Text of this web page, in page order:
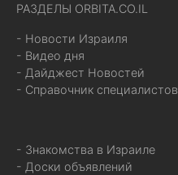
РАЗДЕЛЫ ORBITA.CO.IL
- Новости Израиля
- Видео дня
- Дайджест Новостей
- Справочник специалистов
- Знакомства в Израиле
- Доски объявлений